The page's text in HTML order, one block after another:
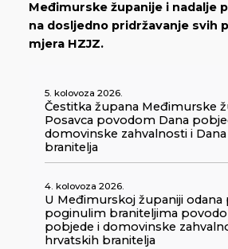
Međimurske županije i nadalje
na dosljedno pridržavanje svih
mjera HZJZ.
5. kolovoza 2026.
Čestitka župana Međimurske
Posavca povodom Dana
domovinske zahvalnosti i
branitelja
4. kolovoza 2026.
U Međimurskoj županiji odana
poginulim braniteljima
pobjede i domovinske
hrvatskih branitelja